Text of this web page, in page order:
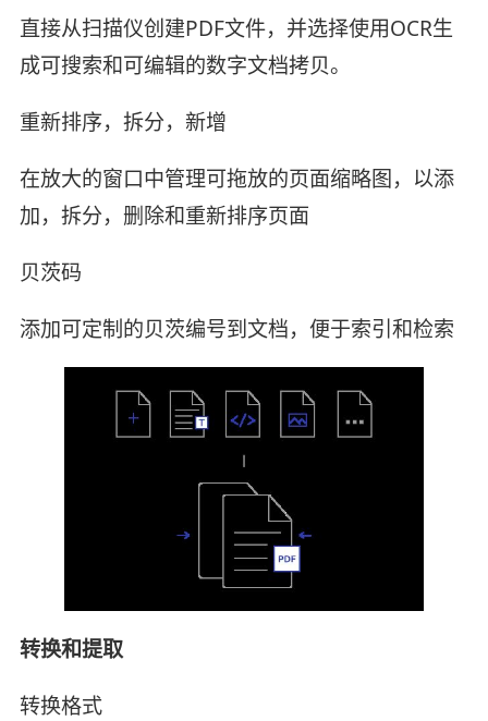
直接从扫描仪创建PDF文件，并选择使用OCR生
成可搜索和可编辑的数字文档拷贝。
重新排序，拆分，新增
在放大的窗口中管理可拖放的页面缩略图，以添
加，拆分，删除和重新排序页面
贝茨码
添加可定制的贝茨编号到文档，便于索引和检索
转换和提取
转换格式